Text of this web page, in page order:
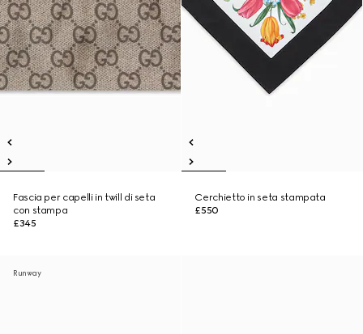
Fascia per capelli in twill di seta
con stampa
£345
Cerchietto in seta stampata
£550
Runway